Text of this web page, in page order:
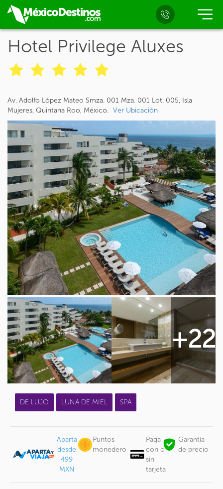
Hotel Privilege Aluxes
Av. Adolfo López Mateo Smza. 001 Mza. 001 Lot. 005, Isla
Mujeres, Quintana Roo, México. Ver Ubicación
+22
DE LUJO LUNA DE MIEL SPA
Aparta
desde
499
MXN
Puntos
monedero
Paga
con o
sin
tarjeta
Garantía
de precio